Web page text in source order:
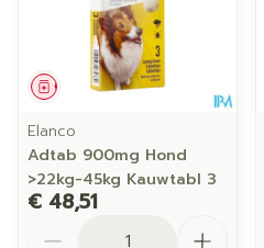
Geneesmiddel
Elanco
Adtab 900mg Hond
>22kg-45kg Kauwtabl 3
€ 48,51